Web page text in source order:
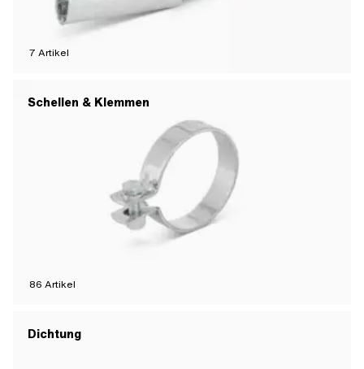
7 Artikel
Schellen & Klemmen
86 Artikel
Dichtung